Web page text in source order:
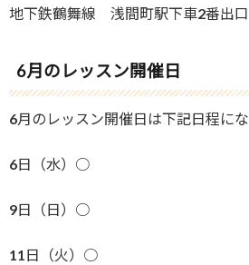
地下鉄鶴舞線 浅間町駅下車2番
6月のレッスン開催日
6月のレッスン開催日は下記日程にな
6日（水）○
9日（日）○
11日（火）○